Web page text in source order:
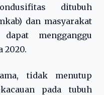
ditubuh
dan masyarakat
mengganggu
2020.
tidak menutup
pada tubuh